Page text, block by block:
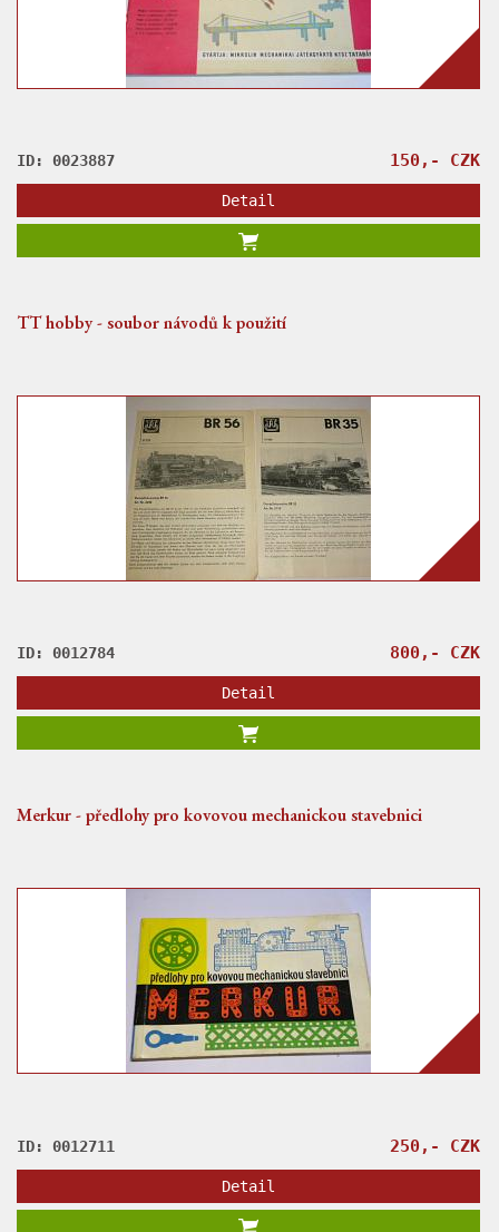
ID: 0023887 150,- CZK
Detail
TT hobby - soubor návodů k použití
ID: 0012784 800,- CZK
Detail
Merkur - předlohy pro kovovou mechanickou stavebnici
ID: 0012711 250,- CZK
Detail